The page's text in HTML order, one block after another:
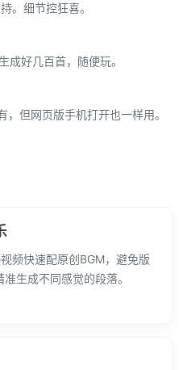
。细节控狂喜。
好几百首，随便玩。
但网页版手机打开也一样用。
频快速配原创BGM，避免版
生成不同感觉的段落。